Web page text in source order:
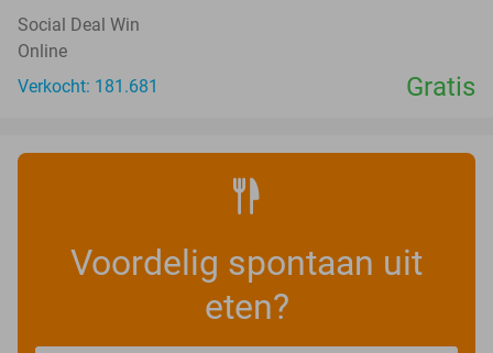
Social Deal Win
Online
Verkocht: 181.681
Gratis
Voordelig spontaan uit
eten?